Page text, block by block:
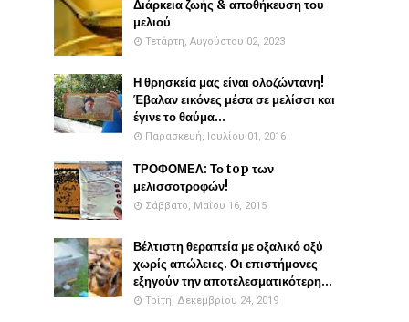
Διάρκεια ζωής & αποθήκευση του
μελιού
Τετάρτη, Αυγούστου 02, 2023
Η θρησκεία μας είναι ολοζώντανη!
Έβαλαν εικόνες μέσα σε μελίσσι και
έγινε το θαύμα...
Παρασκευή, Ιουλίου 01, 2016
ΤΡΟΦΟΜΕΛ: Το top των
μελισσοτροφών!
Σάββατο, Μαΐου 16, 2015
Βέλτιστη θεραπεία με οξαλικό οξύ
χωρίς απώλειες. Οι επιστήμονες
εξηγούν την αποτελεσματικότερη...
Τρίτη, Δεκεμβρίου 24, 2019